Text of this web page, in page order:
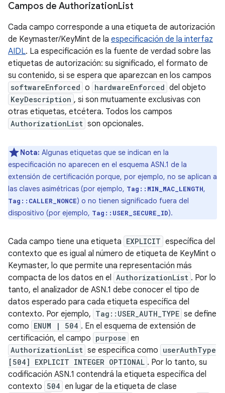
Campos de AuthorizationList
Cada campo corresponde a una etiqueta de autorización
de Keymaster/KeyMint de la especificación de la interfaz
AIDL. La especificación es la fuente de verdad sobre las
etiquetas de autorización: su significado, el formato de
su contenido, si se espera que aparezcan en los campos
softwareEnforced o hardwareEnforced del objeto
KeyDescription , si son mutuamente exclusivas con
otras etiquetas, etcétera. Todos los campos
AuthorizationList son opcionales.
Nota: Algunas etiquetas que se indican en la
especificación no aparecen en el esquema ASN.1 de la
extensión de certificación porque, por ejemplo, no se aplican a
las claves asimétricas (por ejemplo, Tag::MIN_MAC_LENGTH,
Tag::CALLER_NONCE) o no tienen significado fuera del
dispositivo (por ejemplo, Tag::USER_SECURE_ID).
Cada campo tiene una etiqueta EXPLICIT específica del
contexto que es igual al número de etiqueta de KeyMint o
Keymaster, lo que permite una representación más
compacta de los datos en el AuthorizationList . Por lo
tanto, el analizador de ASN.1 debe conocer el tipo de
datos esperado para cada etiqueta específica del
contexto. Por ejemplo, Tag::USER_AUTH_TYPE se define
como ENUM | 504 . En el esquema de extensión de
certificación, el campo purpose en
AuthorizationList se especifica como userAuthType
[504] EXPLICIT INTEGER OPTIONAL . Por lo tanto, su
codificación ASN.1 contendrá la etiqueta específica del
contexto 504 en lugar de la etiqueta de clase